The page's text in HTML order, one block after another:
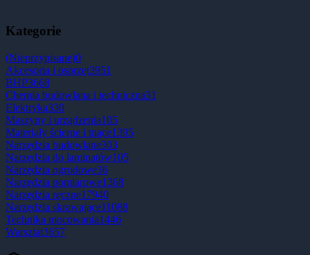
Kategorie
(Nieprzypisane)0
Akcesoria i osprzęt3951
BHP3668
Chemia budowlana i techniczna31
Elektryka330
Maszyny i urządzenia105
Materiały ścierne i tnące1395
Narzędzia budowlane303
Narzędzia do laminatów105
Narzędzia ogrodowe36
Narzędzia pomiarowe1368
Narzędzia ręczne17940
Narzędzia skrawające11088
Technika mocowania1446
Warsztat3657